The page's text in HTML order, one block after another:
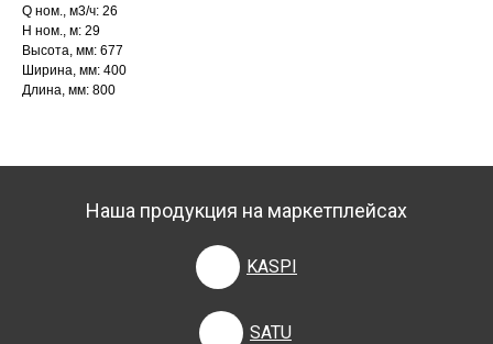
Q ном., м3/ч: 26
H ном., м: 29
Высота, мм: 677
Ширина, мм: 400
Длина, мм: 800
Наша продукция на маркетплейсах
KASPI
SATU